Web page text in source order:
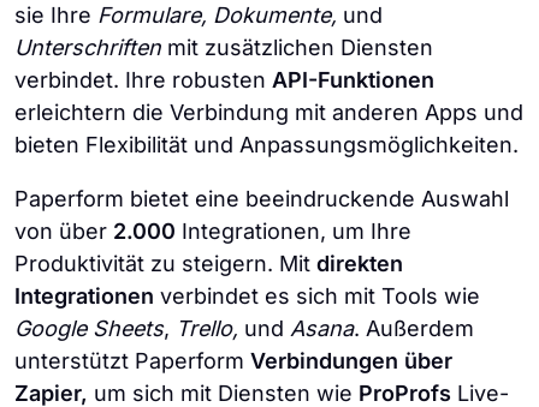
sie Ihre Formulare, Dokumente, und
Unterschriften mit zusätzlichen Diensten
verbindet. Ihre robusten API-Funktionen
erleichtern die Verbindung mit anderen Apps und
bieten Flexibilität und Anpassungsmöglichkeiten.
Paperform bietet eine beeindruckende Auswahl
von über 2.000 Integrationen, um Ihre
Produktivität zu steigern. Mit direkten
Integrationen verbindet es sich mit Tools wie
Google Sheets, Trello, und Asana. Außerdem
unterstützt Paperform Verbindungen über
Zapier, um sich mit Diensten wie ProProfs Live-